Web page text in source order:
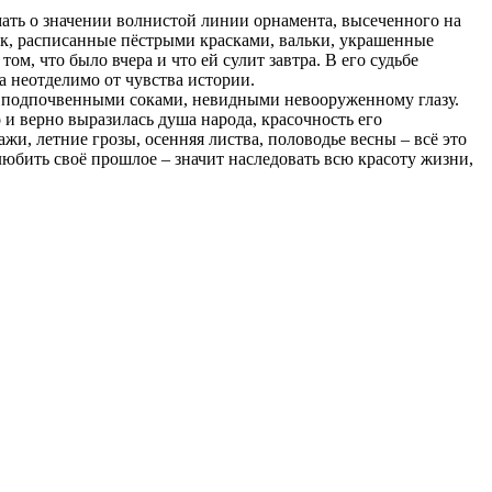
о значении волнистой линии орнамента, высеченного на
расписанные пёстрыми красками, вальки, украшенные
что было вчера и что ей сулит завтра. В его судьбе
от чувства истории.
соками, невидными невооруженному глазу.
выразилась душа народа, красочность его
летние грозы, осенняя листва, половодье весны – всё это
своё прошлое – значит наследовать всю красоту жизни,